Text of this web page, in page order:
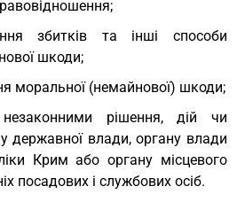
збитків та інші способи
шкоди;
моральної (немайнової) шкоди;
рішення, дій чи
державної влади, органу влади
Крим або органу місцевого
посадових і службових осіб.